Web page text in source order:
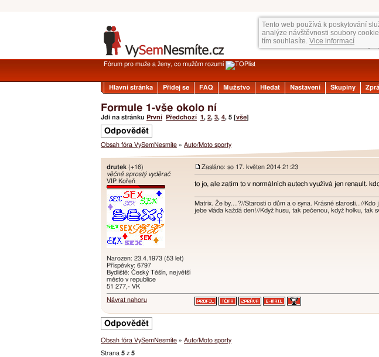
Tento web používá k poskytování
analýze návštěvnosti soubory
tím souhlasíte. Vice informací
Fórum pro muže a ženy, co mužům rozumí
Hlavní stránka Přidej se FAQ Mužstvo Hledat Nastavení Skupiny
Formule 1-vše okolo ní
Jdi na stránku První Předchozí 1, 2, 3, 4, 5 [vše]
Odpovědět
Obsah fóra VySemNesmíte » Auto/Moto sporty
drutek (+16)
věčně sprostý vyděrač
VIP Kořeň
Narozen: 23.4.1973 (53 let)
Příspěvky: 6797
Bydliště: Český Těšín, největší
město v republice
51 277,- VK
Zasláno: so 17. květen 2014 21:23
to jo, ale zatím to v normálních autech využívá jen renault.
Matrix. Že by....?//Starosti o dům a o syna. Krásné starosti...//
jebe vláda každá den!//Když husu, tak pečenou, když holku, tak
Návrat nahoru
Odpovědět
Obsah fóra VySemNesmíte » Auto/Moto sporty
Strana 5 z 5